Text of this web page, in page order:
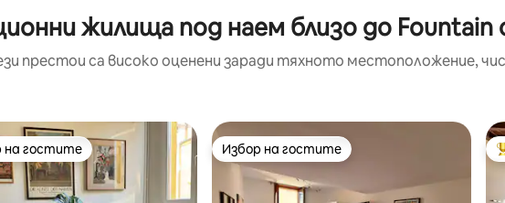
жилища под наем близо до Fountain
престои са високо оценени заради тяхното местоположение,
избор на гостите
на гостите Избор на гостите
Избор на гостите